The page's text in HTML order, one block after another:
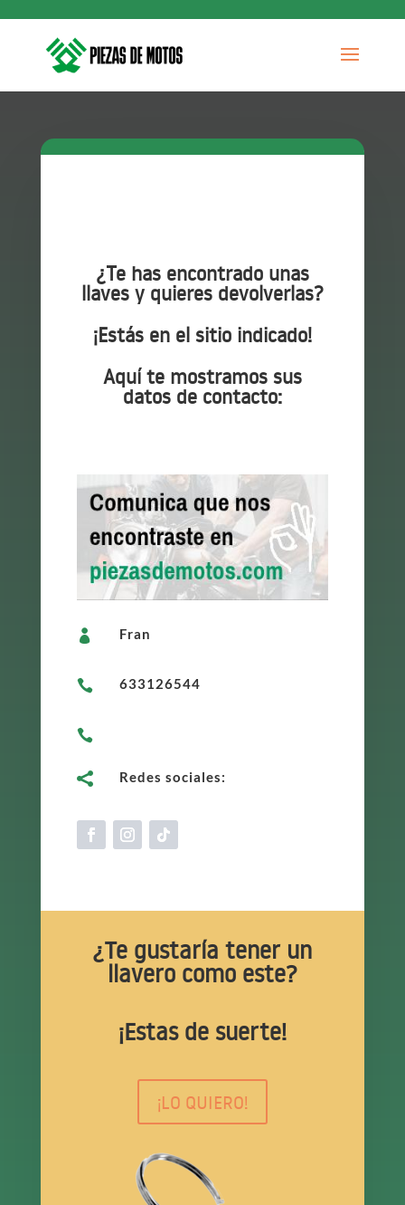
¿Te has encontrado unas
llaves y quieres devolverlas?
¡Estás en el sitio indicado!
Aquí te mostramos sus
datos de contacto:
 Fran
 633126544

 Redes sociales:
¿Te gustaría tener un
llavero como este?
¡Estas de suerte!
¡LO QUIERO!